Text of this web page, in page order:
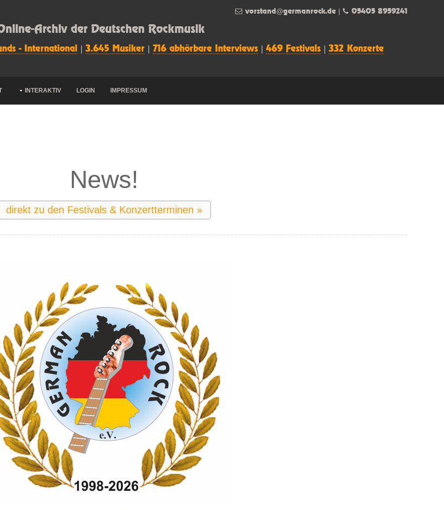
Archiv der Deutschen Rockmusik
- International 3.645 Musiker 716 abhörbare Interviews 469 Festivals 332 Konzerte
vorstand@germanrock.de 05405 8959241
INTERAKTIV LOGIN IMPRESSUM
News!
direkt zu den Festivals & Konzertterminen »